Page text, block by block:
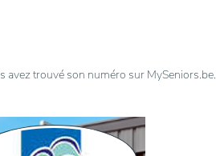
avez trouvé son numéro sur MySeniors.be.